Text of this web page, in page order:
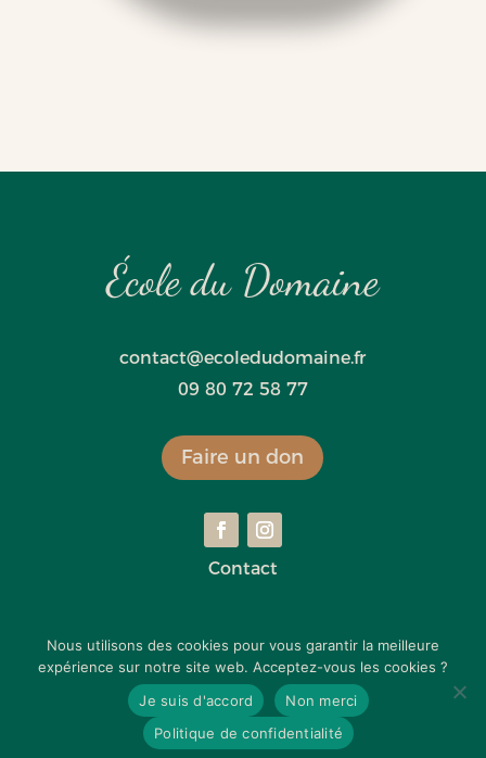
Contact
Politique de confidentialité
École du Domaine
contact@ecoledudomaine.fr
09 80 72 58 77
Faire un don
Nous utilisons des cookies pour vous garantir la meilleure
expérience sur notre site web. Acceptez-vous les cookies ?
Je suis d'accord
Non merci
Politique de confidentialité